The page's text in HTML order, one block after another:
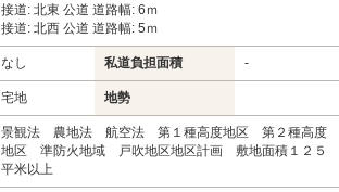
接道: 北東 公道 道路幅: 6ｍ
接道: 北西 公道 道路幅: 5ｍ
なし 私道負担面積 -
宅地 地勢
景観法 農地法 航空法 第１種高度地区 第２種高度
地区 準防火地域 戸吹地区地区計画 敷地面積１２５
平米以上